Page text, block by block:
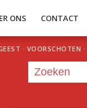
ONS CONTACT
· VOORSCHOTEN ·